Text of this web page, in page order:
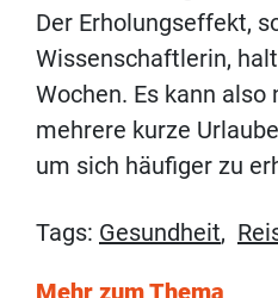
Der Erholungseffekt,
Wissenschaftlerin,
Wochen. Es kann also
mehrere kurze
um sich häufiger zu
Tags: Gesundheit,
Mehr zum Thema